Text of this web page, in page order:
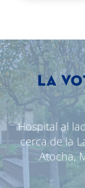
LA
Hospital al
cerca de la
Atocha,